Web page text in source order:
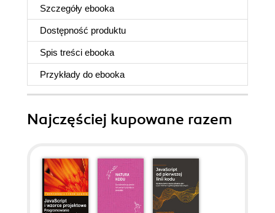
Szczegóły ebooka
Dostępność produktu
Spis treści ebooka
Przykłady do ebooka
Najczęściej kupowane razem